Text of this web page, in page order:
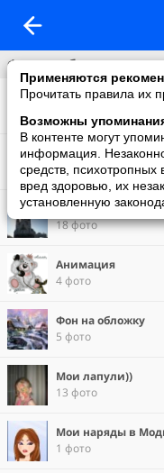
Применяются
Прочитать правила их
Возможны
В контенте могут
информация.
средств, психотропных
вред здоровью, их
установленную
Фотоальбомы
Фото со мной
Монстры тропиков
18 фото
Храм на крови в
18 фото
Анимация
4 фото
Фон на обложку
5 фото
Мои лапули))
13 фото
Мои наряды в
1 фото